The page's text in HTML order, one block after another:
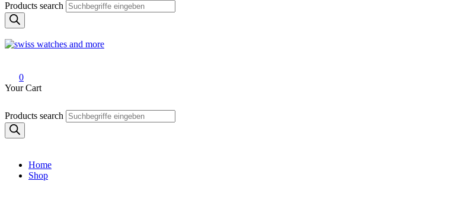
Products search
0
Your Cart
Products search
Home
Shop